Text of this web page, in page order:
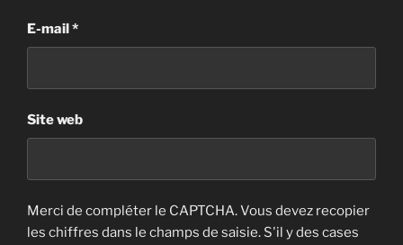
E-mail*
Site web
Merci de compléter le CAPTCHA. Vous devez recopier
les chiffres dans le champs de saisie. S'il y des cases